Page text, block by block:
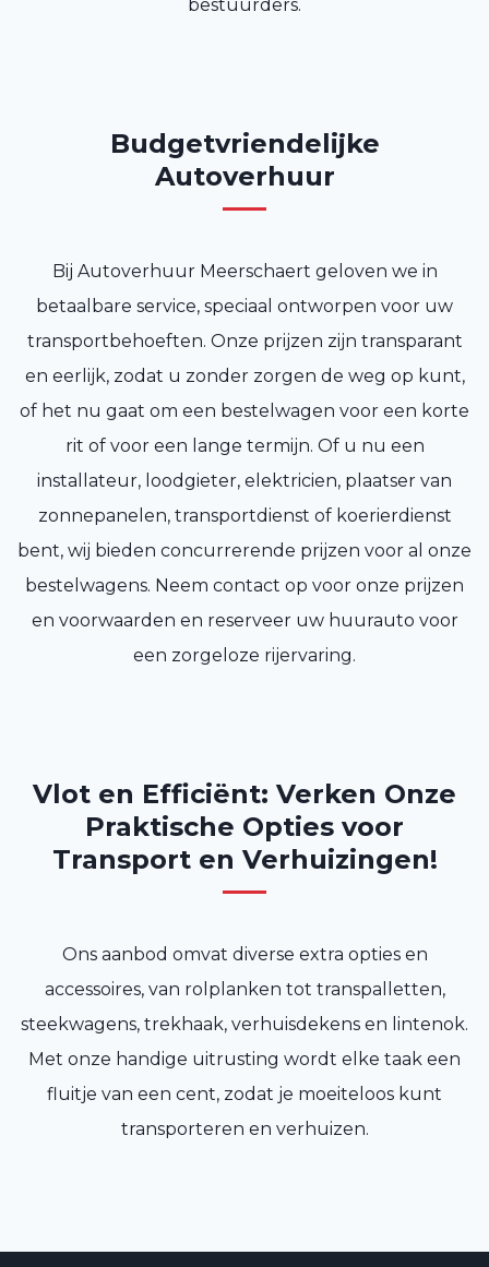
bestuurders.
Budgetvriendelijke
Autoverhuur
Bij Autoverhuur Meerschaert geloven we in
betaalbare service, speciaal ontworpen voor uw
transportbehoeften. Onze prijzen zijn transparant
en eerlijk, zodat u zonder zorgen de weg op kunt,
of het nu gaat om een bestelwagen voor een korte
rit of voor een lange termijn. Of u nu een
installateur, loodgieter, elektricien, plaatser van
zonnepanelen, transportdienst of koerierdienst
bent, wij bieden concurrerende prijzen voor al onze
bestelwagens. Neem contact op voor onze prijzen
en voorwaarden en reserveer uw huurauto voor
een zorgeloze rijervaring.
Vlot en Efficiënt: Verken Onze
Praktische Opties voor
Transport en Verhuizingen!
Ons aanbod omvat diverse extra opties en
accessoires, van rolplanken tot transpalletten,
steekwagens, trekhaak, verhuisdekens en lintenok.
Met onze handige uitrusting wordt elke taak een
fluitje van een cent, zodat je moeiteloos kunt
transporteren en verhuizen.